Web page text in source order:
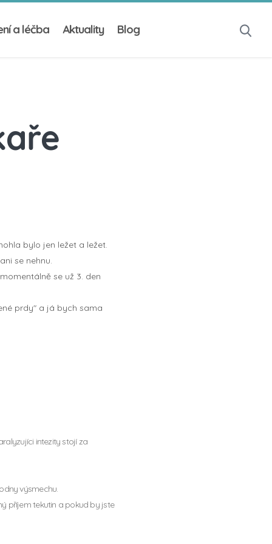
a léčba Aktuality Blog
bylo jen ležet a ležet.
se nehnu.
se už 3. den
prdy" a já bych sama
intezity stojí za
výsmechu.
příjem tekutin a pokud by jste